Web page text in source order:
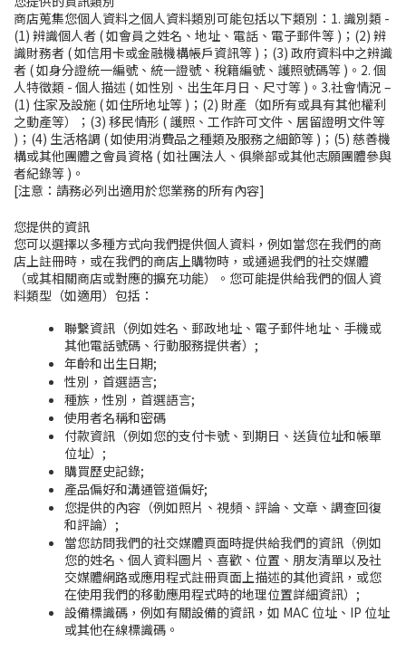
商店蒐集您個人資料之個人資料類別可能包括以下類別：1. 識別類 -
(1) 辨識個人者 ( 如會員之姓名、地址、電話、電子郵件等 )；(2) 辨
識財務者 ( 如信用卡或金融機構帳戶資訊等 )；(3) 政府資料中之辨識
者 ( 如身分證統一編號、統一證號、稅籍編號、護照號碼等 )。2. 個
人特徵類 - 個人描述 ( 如性別、出生年月日、尺寸等 )。3.社會情況 –
(1) 住家及設施 ( 如住所地址等 )；(2) 財產（如所有或具有其他權利
之動產等）；(3) 移民情形 ( 護照、工作許可文件、居留證明文件等
)；(4) 生活格調 ( 如使用消費品之種類及服務之細節等 )；(5) 慈善機
構或其他團體之會員資格 ( 如社團法人、俱樂部或其他志願團體參與
者紀錄等 )。
[注意：請務必列出適用於您業務的所有內容]
您提供的資訊
您可以選擇以多種方式向我們提供個人資料，例如當您在我們的商
店上註冊時 ，或在我們的商店上購物時，或通過我們的社交媒體
（或其相關商店或對應的擴充功能）。您可能提供給我們的個人資
料類型（如適用）包括：
聯繫資訊（例如姓名、郵政地址、電子郵件地址、手機或
其他電話號碼、行動服務提供者）;
年齡和出生日期;
性別，首選語言;
種族，性別，首選語言;
使用者名稱和密碼
付款資訊（例如您的支付卡號、到期日、送貨位址和帳單
位址）;
購買歷史記錄;
產品偏好和溝通管道偏好;
您提供的內容（例如照片、視頻、評論、文章、調查回復
和評論）;
當您訪問我們的社交媒體頁面時提供給我們的資訊（例如
您的姓名、個人資料圖片、喜歡、位置、朋友清單以及社
交媒體網路或應用程式註冊頁面上描述的其他資訊，或您
在使用我們的移動應用程式時的地理位置詳細資訊）;
設備標識碼，例如有關設備的資訊，如 MAC 位址、IP 位址
或其他在線標識碼。